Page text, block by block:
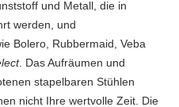
und Metall, die in
werden, und
Bolero, Rubbermaid, Veba
. Das Aufräumen und
stapelbaren Stühlen
nicht Ihre wertvolle Zeit. Die